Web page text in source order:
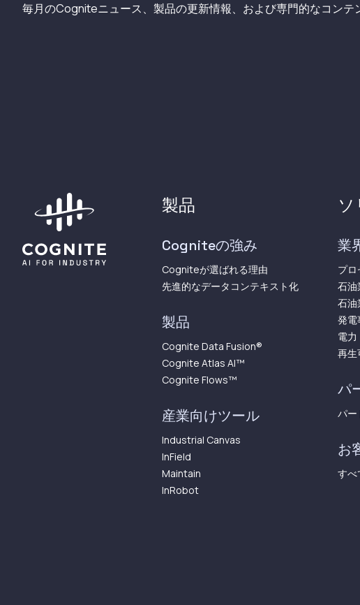
毎月のCogniteニュース、製品の更新情報、および専門的なコンテ
製品
Cogniteの強み
Cogniteが選ばれる理由
先進的なデータコンテキスト化
製品
Cognite Data Fusion®
Cognite Atlas AI™︎
Cognite Flows™︎
産業向けツール
Industrial Canvas
InField
Maintain
InRobot
業
プ
石油
石油
発電
電力
再生
パ
パー
お
すべ